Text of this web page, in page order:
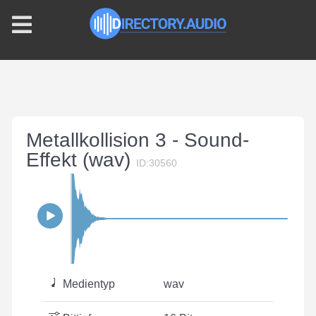
Metallkollision 3 - Sound-
Effekt (wav)
ID:30560
Medientyp wav